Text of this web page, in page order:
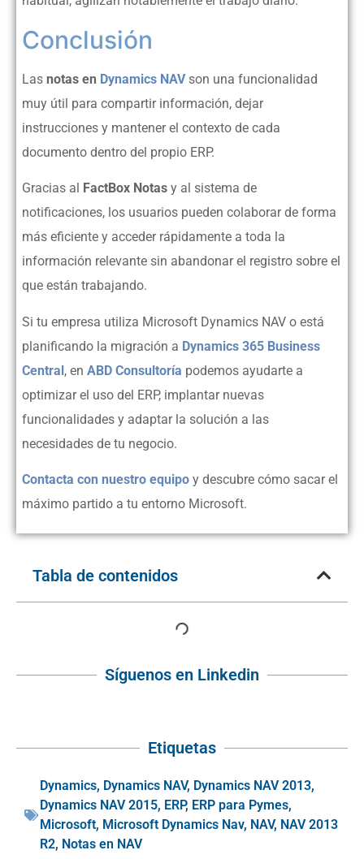
Conclusión
Las notas en Dynamics NAVson una funcionalidad
muy útil para compartir información, dejar
instrucciones y mantener el contexto de cada
documento dentro del propio ERP.
Gracias al FactBox Notas y al sistema de
notificaciones, los usuarios pueden colaborar de forma
más eficiente y acceder rápidamente a toda la
información relevante sin abandonar el registro sobre el
que están trabajando.
Si tu empresa utiliza Microsoft Dynamics NAV o está
planificando la migración a Dynamics 365 Business
Central, en ABD Consultoría podemos ayudarte a
optimizar el uso del ERP, implantar nuevas
funcionalidades y adaptar la solución a las
necesidades de tu negocio.
Contacta con nuestro equipo y descubre cómo sacar el
máximo partido a tu entorno Microsoft.
Tabla de contenidos
Síguenos en Linkedin
Etiquetas
Dynamics, Dynamics NAV, Dynamics NAV 2013,
Dynamics NAV 2015, ERP, ERP para Pymes,
Microsoft, Microsoft Dynamics Nav, NAV, NAV 2013
R2, Notas en NAV